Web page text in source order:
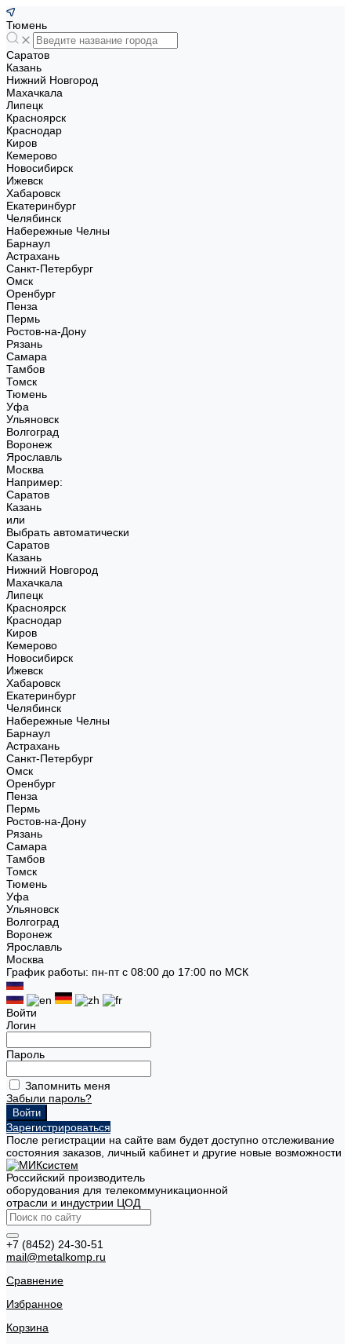
Тюмень
Саратов
Казань
Нижний Новгород
Махачкала
Липецк
Красноярск
Краснодар
Киров
Кемерово
Новосибирск
Ижевск
Хабаровск
Екатеринбург
Челябинск
Набережные Челны
Барнаул
Астрахань
Санкт-Петербург
Омск
Оренбург
Пенза
Пермь
Ростов-на-Дону
Рязань
Самара
Тамбов
Томск
Тюмень
Уфа
Ульяновск
Волгоград
Воронеж
Ярославль
Москва
Например:
Саратов
Казань
или
Выбрать автоматически
Саратов
Казань
Нижний Новгород
Махачкала
Липецк
Красноярск
Краснодар
Киров
Кемерово
Новосибирск
Ижевск
Хабаровск
Екатеринбург
Челябинск
Набережные Челны
Барнаул
Астрахань
Санкт-Петербург
Омск
Оренбург
Пенза
Пермь
Ростов-на-Дону
Рязань
Самара
Тамбов
Томск
Тюмень
Уфа
Ульяновск
Волгоград
Воронеж
Ярославль
Москва
График работы: пн-пт с 08:00 до 17:00 по МСК
Войти
Логин
Пароль
Запомнить меня
Забыли пароль?
Зарегистрироваться
После регистрации на сайте вам будет доступно отслеживание
состояния заказов, личный кабинет и другие новые возможности
Российский производитель
оборудования для телекоммуникационной
отрасли и индустрии ЦОД
+7 (8452) 24-30-51
mail@metalkomp.ru
Сравнение
Избранное
Корзина